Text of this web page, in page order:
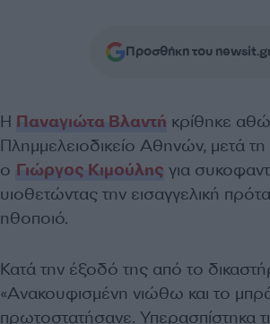
Προσθήκη του
Η Παναγιώτα Βλαντή κρίθηκε
Πλημμελειοδικείο Αθηνών, μετά
ο Γιώργος Κιμούλης για
υιοθετώντας την εισαγγελική
ηθοποιό.
Κατά την έξοδό της από το
«Ανακουφισμένη νιώθω και το
πρωτοστατήσανε. Υπερασπίστηκα